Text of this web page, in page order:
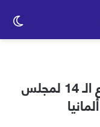
برئاسة المغرب ..إنعقاد الاجتماع الـ 14 لمجلس